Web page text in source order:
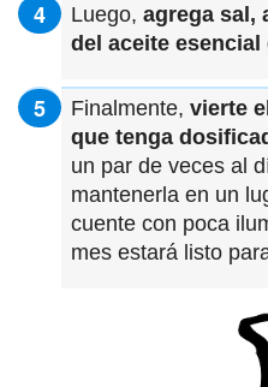
Luego, agrega sal,
del aceite esencial
Finalmente, vierte
que tenga
un par de veces al
mantenerla en un
cuente con poca
mes estará listo